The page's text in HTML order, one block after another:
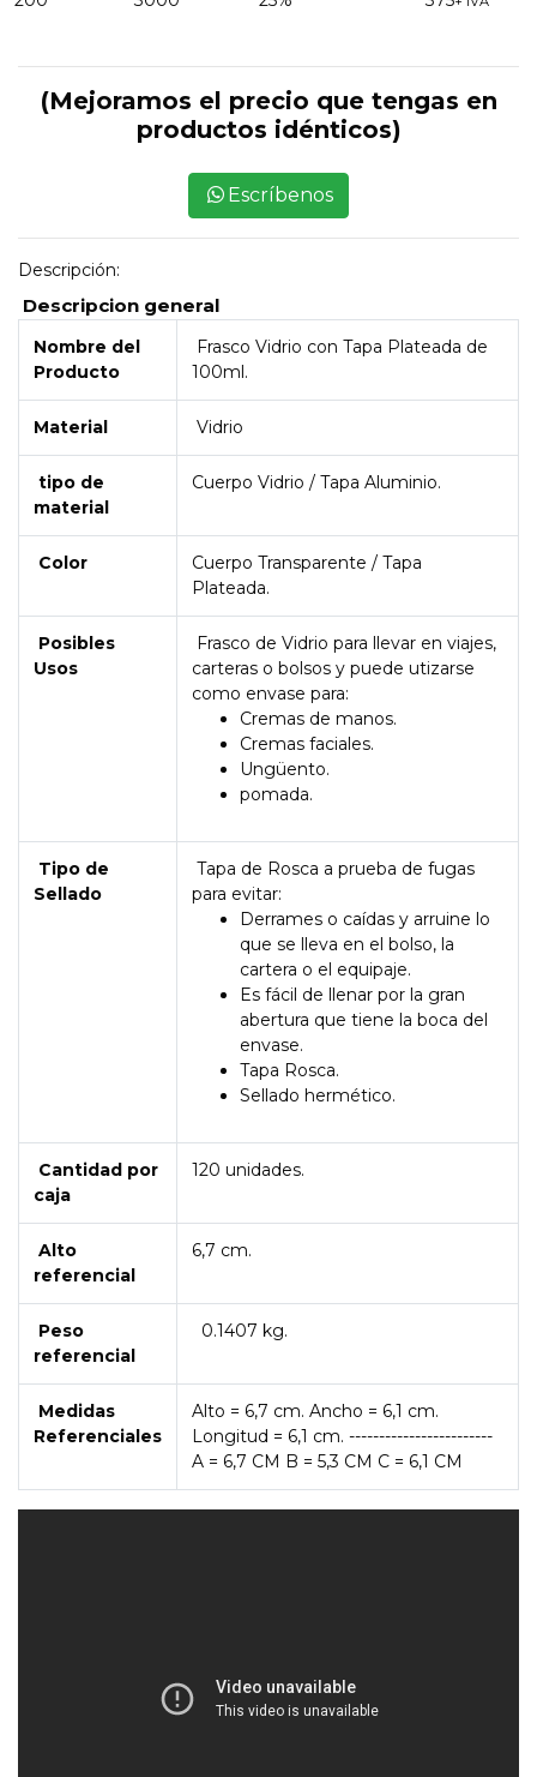
(Mejoramos el precio que tengas en
productos idénticos)
Escríbenos
Descripción:
Descripcion general
Nombre del
Producto
Frasco Vidrio con Tapa Plateada de
100ml.
Material Vidrio
tipo de
material
Cuerpo Vidrio / Tapa Aluminio.
Color
Cuerpo Transparente / Tapa
Plateada.
Posibles
Usos
Frasco de Vidrio para llevar en viajes,
carteras o bolsos y puede utizarse
como envase para:
Cremas de manos.
Cremas faciales.
Ungüento.
pomada.
Tipo de
Sellado
Tapa de Rosca a prueba de fugas
para evitar:
Derrames o caídas y arruine lo
que se lleva en el bolso, la
cartera o el equipaje.
Es fácil de llenar por la gran
abertura que tiene la boca del
envase.
Tapa Rosca.
Sellado hermético.
Cantidad por
caja
120 unidades.
Alto
referencial
6,7 cm.
Peso
referencial
0.1407 kg.
Medidas
Referenciales
Alto = 6,7 cm. Ancho = 6,1 cm.
Longitud = 6,1 cm. ------------------------
A = 6,7 CM B = 5,3 CM C = 6,1 CM